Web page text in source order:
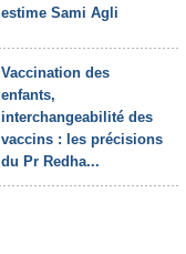
estime Sami Agli
Vaccination des
enfants,
interchangeabilité des
vaccins : les précisions
du Pr Redha...